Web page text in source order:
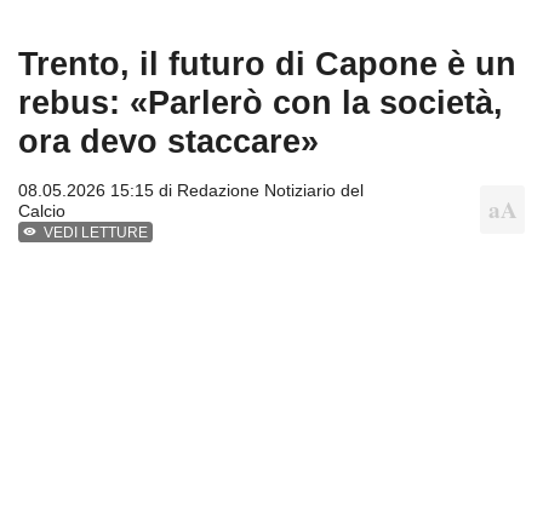
Trento, il futuro di Capone è un
rebus: «Parlerò con la società,
ora devo staccare»
08.05.2026 15:15 di Redazione Notiziario del
Calcio
VEDI LETTURE